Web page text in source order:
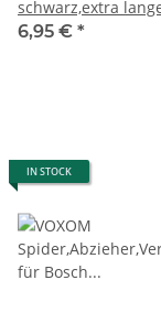
schwarz,extra
Ausführung
6,95 € *
IN STOCK